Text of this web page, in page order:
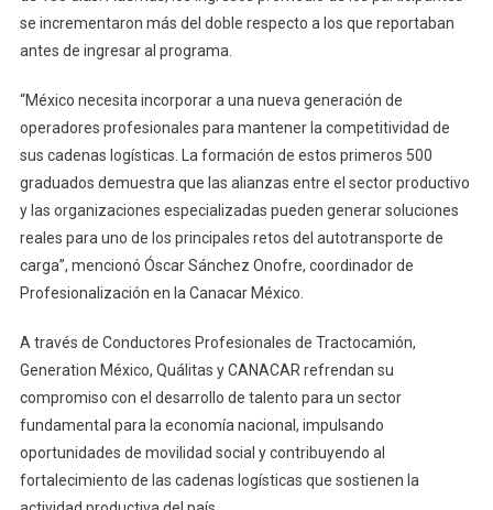
se incrementaron más del doble respecto a los que reportaban
antes de ingresar al programa.
“México necesita incorporar a una nueva generación de
operadores profesionales para mantener la competitividad de
sus cadenas logísticas. La formación de estos primeros 500
graduados demuestra que las alianzas entre el sector productivo
y las organizaciones especializadas pueden generar soluciones
reales para uno de los principales retos del autotransporte de
carga”, mencionó Óscar Sánchez Onofre, coordinador de
Profesionalización en la Canacar México.
A través de Conductores Profesionales de Tractocamión,
Generation México, Quálitas y CANACAR refrendan su
compromiso con el desarrollo de talento para un sector
fundamental para la economía nacional, impulsando
oportunidades de movilidad social y contribuyendo al
fortalecimiento de las cadenas logísticas que sostienen la